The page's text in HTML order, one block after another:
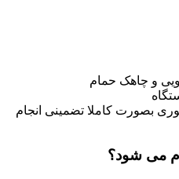
و چاهک حمام
بصورت کاملا تضمینی انجام
می شود؟